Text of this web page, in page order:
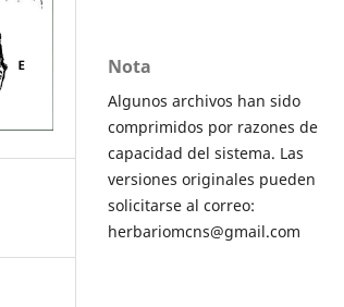
Nota
Algunos archivos han sido
comprimidos por razones de
capacidad del sistema. Las
versiones originales pueden
solicitarse al correo:
herbariomcns@gmail.com